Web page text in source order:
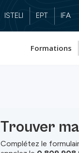
ISTELI EPT IFA
Formations
Trouver
Complétez le